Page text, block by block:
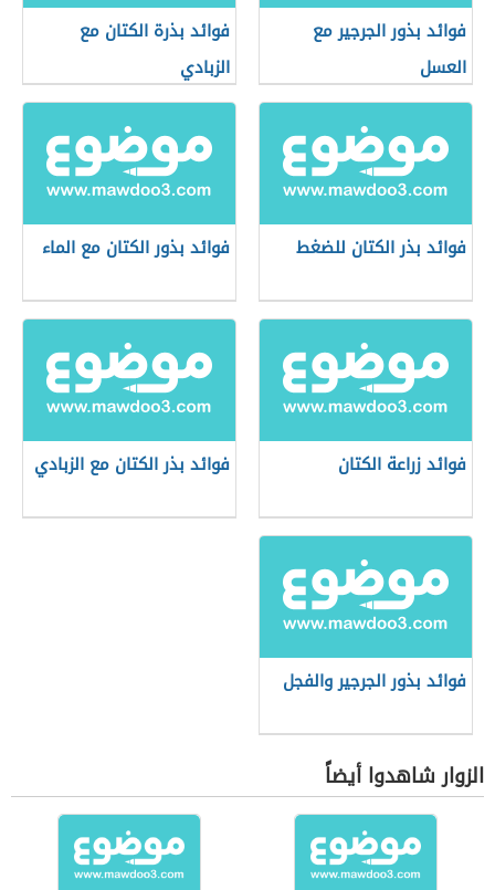
فوائد بذور الجرجير مع
العسل
فوائد بذرة الكتان مع
الزبادي
فوائد بذر الكتان للضغط فوائد بذور الكتان مع الماء
فوائد زراعة الكتان فوائد بذر الكتان مع الزبادي
فوائد بذور الجرجير والفجل
الزوار شاهدوا أيضاً